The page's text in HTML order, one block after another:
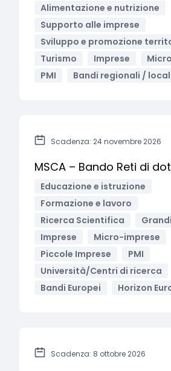
Alimentazione e nutrizione
Supporto alle imprese
Sviluppo e promozione
Turismo
Imprese
PMI
Bandi regionali /
Scadenza: 24 novembre 2026
MSCA – Bando Reti di
Educazione e istruzione
Formazione e lavoro
Ricerca Scientifica
Imprese
Micro-imprese
Piccole Imprese
PMI
Università/Centri di ricerca
Bandi Europei
Horizon
Scadenza: 8 ottobre 2026